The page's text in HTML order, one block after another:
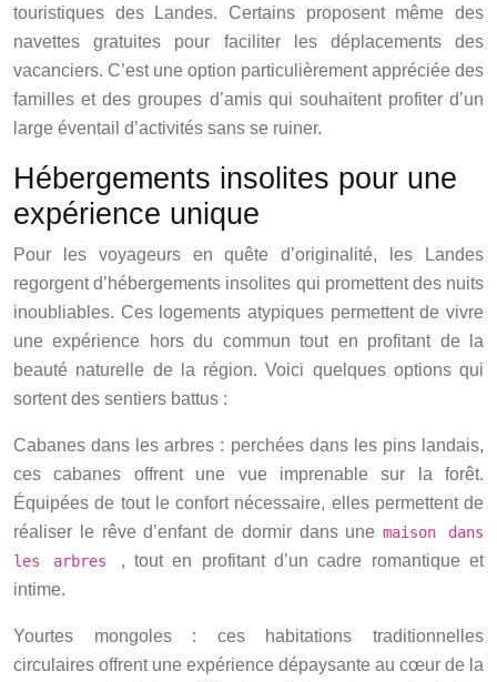
touristiques des Landes. Certains proposent même des
navettes gratuites pour faciliter les déplacements des
vacanciers. C’est une option particulièrement appréciée des
familles et des groupes d’amis qui souhaitent profiter d’un
large éventail d’activités sans se ruiner.
Hébergements insolites pour une
expérience unique
Pour les voyageurs en quête d’originalité, les Landes
regorgent d’hébergements insolites qui promettent des nuits
inoubliables. Ces logements atypiques permettent de vivre
une expérience hors du commun tout en profitant de la
beauté naturelle de la région. Voici quelques options qui
sortent des sentiers battus :
Cabanes dans les arbres : perchées dans les pins landais,
ces cabanes offrent une vue imprenable sur la forêt.
Équipées de tout le confort nécessaire, elles permettent de
réaliser le rêve d’enfant de dormir dans unemaison dans
les arbres , tout en profitant d’un cadre romantique et
intime.
Yourtes mongoles : ces habitations traditionnelles
circulaires offrent une expérience dépaysante au cœur de la